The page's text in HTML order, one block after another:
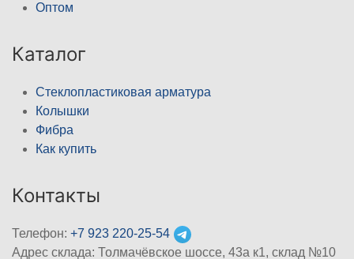
Оптом
Каталог
Стеклопластиковая арматура
Колышки
Фибра
Как купить
Контакты
Телефон: +7 923 220-25-54
Адрес склада: Толмачёвское шоссе, 43а к1, склад №10